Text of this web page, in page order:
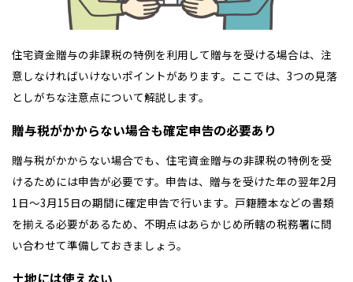
住宅資金贈与の非課税の特例を利用して贈与を受ける場合は、注
意しなければいけないポイントがあります。ここでは、3つの見落
としがちな注意点について解説します。
贈与税がかからない場合も確定申告の必要あり
贈与税がかからない場合でも、住宅資金贈与の非課税の特例を受
けるためには申告が必要です。申告は、贈与を受けた年の翌年2月
1日～3月15日の期間に確定申告で行います。戸籍謄本などの書類
を揃える必要があるため、不明点はあらかじめ所轄の税務署に問
い合わせて準備しておきましょう。
土地には使えない